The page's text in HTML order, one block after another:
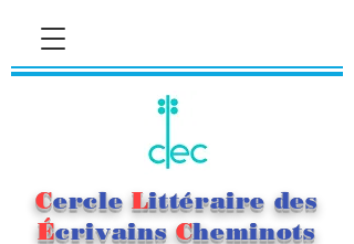
Cercle Littéraire des
Écrivains Cheminots